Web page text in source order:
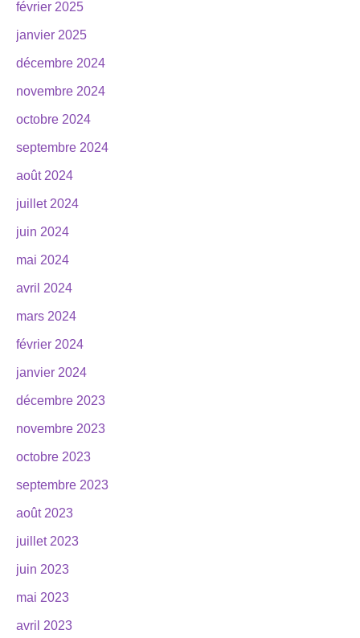
février 2025
janvier 2025
décembre 2024
novembre 2024
octobre 2024
septembre 2024
août 2024
juillet 2024
juin 2024
mai 2024
avril 2024
mars 2024
février 2024
janvier 2024
décembre 2023
novembre 2023
octobre 2023
septembre 2023
août 2023
juillet 2023
juin 2023
mai 2023
avril 2023